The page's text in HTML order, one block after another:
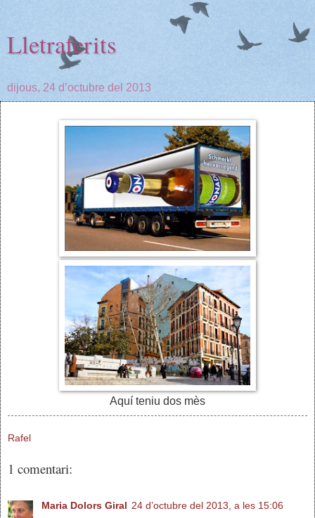
Lletraferits
dijous, 24 d’octubre del 2013
Aquí teniu dos mès
Rafel
1 comentari:
Maria Dolors Giral 24 d’octubre del 2013, a les 15:06